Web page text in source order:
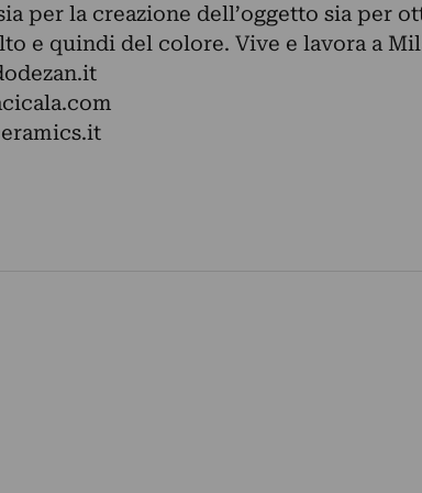
per la creazione dell’oggetto sia per
e quindi del colore. Vive e lavora a